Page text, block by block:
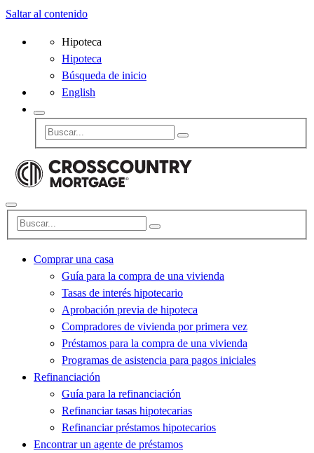
Saltar al contenido
Hipoteca
Hipoteca
Búsqueda de inicio
English
Comprar una casa
Guía para la compra de una vivienda
Tasas de interés hipotecario
Aprobación previa de hipoteca
Compradores de vivienda por primera vez
Préstamos para la compra de una vivienda
Programas de asistencia para pagos iniciales
Refinanciación
Guía para la refinanciación
Refinanciar tasas hipotecarias
Refinanciar préstamos hipotecarios
Encontrar un agente de préstamos